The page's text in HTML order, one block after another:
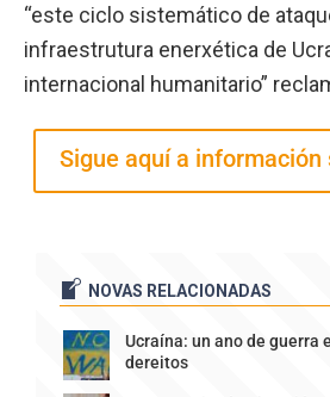
“este ciclo sistemático de
infraestrutura enerxética de
internacional humanitario”
Sigue aquí a información
NOVAS RELACIONADAS
Ucraína: un ano de guerra
dereitos